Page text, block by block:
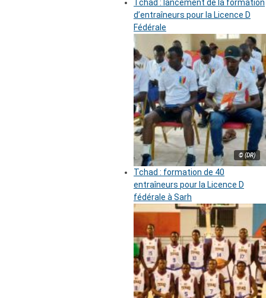
Tchad : lancement de la formation
d’entraîneurs pour la Licence D
Fédérale
© (DR)
Tchad : formation de 40
entraîneurs pour la Licence D
fédérale à Sarh